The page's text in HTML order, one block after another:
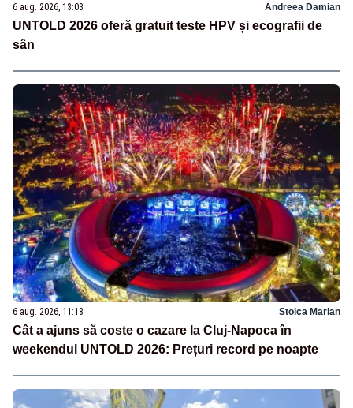
6 aug. 2026, 13:03 Andreea Damian
UNTOLD 2026 oferă gratuit teste HPV și ecografii de
sân
6 aug. 2026, 11:18 Stoica Marian
Cât a ajuns să coste o cazare la Cluj-Napoca în
weekendul UNTOLD 2026: Prețuri record pe noapte